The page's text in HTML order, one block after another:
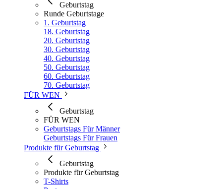
Geburtstag
Runde Geburtstage
1. Geburtstag
18. Geburtstag
20. Geburtstag
30. Geburtstag
40. Geburtstag
50. Geburtstag
60. Geburtstag
70. Geburtstag
FÜR WEN
Geburtstag
FÜR WEN
Geburtstags Für Männer
Geburtstags Für Frauen
Produkte für Geburtstag
Geburtstag
Produkte für Geburtstag
T-Shirts